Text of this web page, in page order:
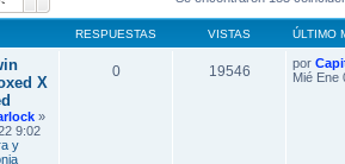
RESPUESTAS VISTAS ÚLTIMO
X
»
9:02
y
0 19546 por
Mié Ene